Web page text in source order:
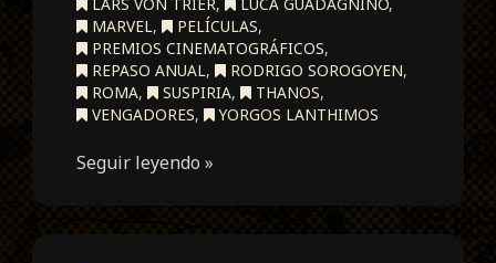
LARS VON TRIER, LUCA GUADAGNINO,
MARVEL, PELÍCULAS,
PREMIOS CINEMATOGRÁFICOS,
REPASO ANUAL, RODRIGO SOROGOYEN,
ROMA, SUSPIRIA, THANOS,
VENGADORES, YORGOS LANTHIMOS
Seguir leyendo »